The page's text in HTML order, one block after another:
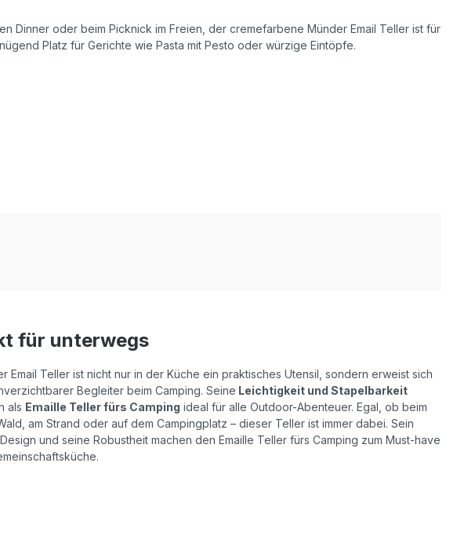
Dinner oder beim Picknick im Freien, der cremefarbene Münder Email Teller ist für
Platz für Gerichte wie Pasta mit Pesto oder würzige Eintöpfe.
für unterwegs
Email Teller ist nicht nur in der Küche ein praktisches Utensil, sondern erweist sich
Begleiter beim Camping. Seine Leichtigkeit und Stapelbarkeit
als Emaille Teller fürs Camping ideal für alle Outdoor-Abenteuer. Egal, ob beim
am Strand oder auf dem Campingplatz – dieser Teller ist immer dabei. Sein
und seine Robustheit machen den Emaille Teller fürs Camping zum Must-have